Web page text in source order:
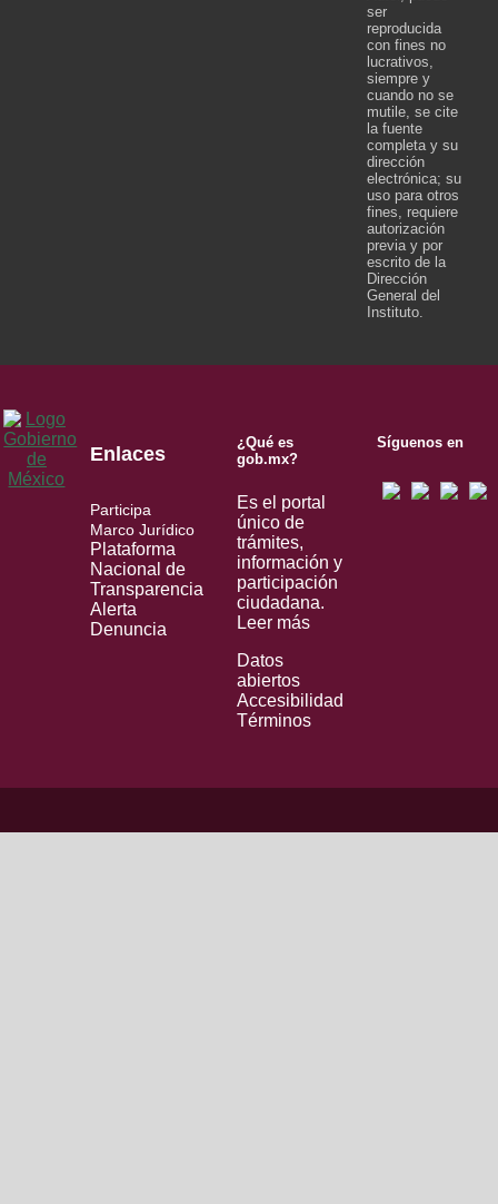
ser
reproducida
con fines no
lucrativos,
siempre y
cuando no se
mutile, se cite
la fuente
completa y su
dirección
electrónica; su
uso para otros
fines, requiere
autorización
previa y por
escrito de la
Dirección
General del
Instituto.
Enlaces
Participa
Marco Jurídico
Plataforma
Nacional de
Transparencia
Alerta
Denuncia
¿Qué es
gob.mx?
Es el portal
único de
trámites,
información y
participación
ciudadana.
Leer más
Datos
abiertos
Accesibilidad
Términos
Síguenos en